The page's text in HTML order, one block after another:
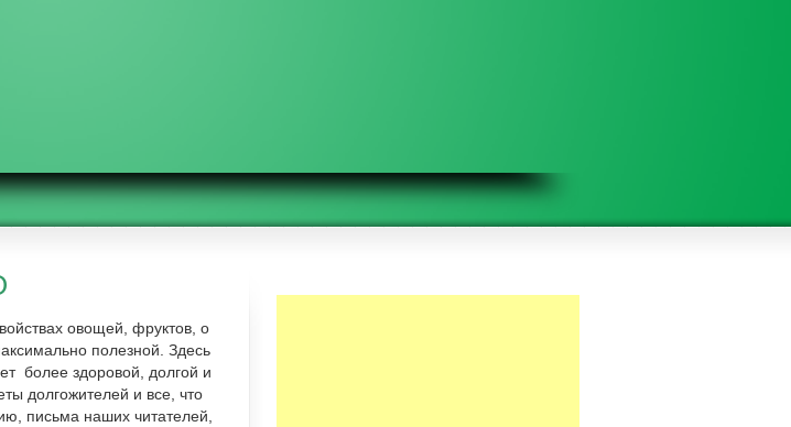
овощей, фруктов, о
полезной. Здесь
более здоровой, долгой и
долгожителей и все, что
письма наших читателей,